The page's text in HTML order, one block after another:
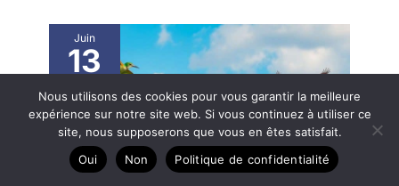
Juin
13
Nous utilisons des cookies pour vous garantir la meilleure
expérience sur notre site web. Si vous continuez à utiliser ce
site, nous supposerons que vous en êtes satisfait.
Oui
Non Politique de confidentialité